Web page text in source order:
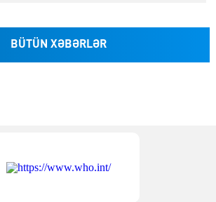
BÜTÜN XƏBƏRLƏR